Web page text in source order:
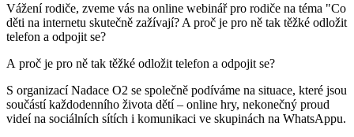
Vážení rodiče, zveme vás na online webinář pro rodiče na téma "Co
děti na internetu skutečně zažívají? A proč je pro ně tak těžké odložit
telefon a odpojit se?
A proč je pro ně tak těžké odložit telefon a odpojit se?
S organizací Nadace O2 se společně podíváme na situace, které jsou
součástí každodenního života dětí – online hry, nekonečný proud
videí na sociálních sítích i komunikaci ve skupinách na WhatsAppu.